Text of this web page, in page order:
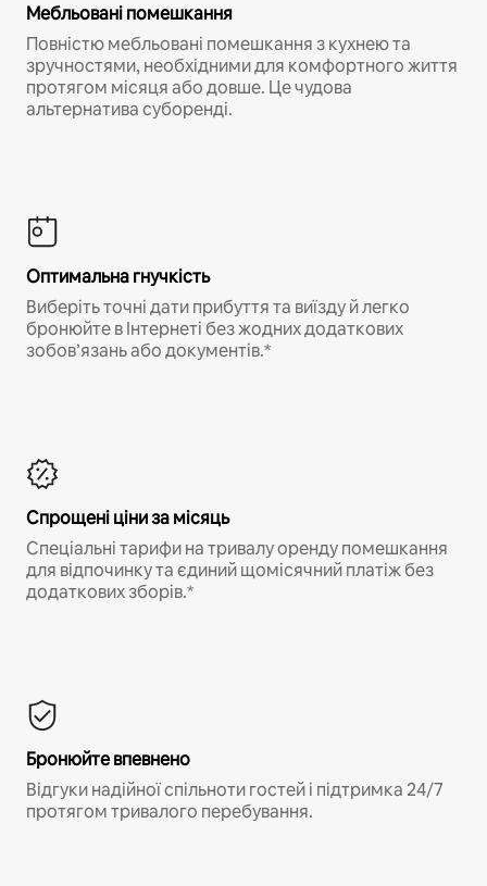
Мебльовані помешкання
Повністю мебльовані помешкання з кухнею та
зручностями, необхідними для комфортного життя
протягом місяця або довше. Це чудова
альтернатива суборенді.
Оптимальна гнучкість
Виберіть точні дати прибуття та виїзду й легко
бронюйте в Інтернеті без жодних додаткових
зобов’язань або документів.*
Спрощені ціни за місяць
Спеціальні тарифи на тривалу оренду помешкання
для відпочинку та єдиний щомісячний платіж без
додаткових зборів.*
Бронюйте впевнено
Відгуки надійної спільноти гостей і підтримка 24/7
протягом тривалого перебування.